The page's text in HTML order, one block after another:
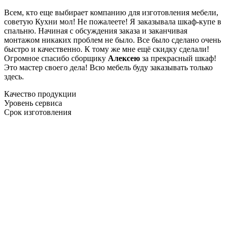
Всем, кто еще выбирает компанию для изготовления мебели,
советую Кухни мол! Не пожалеете! Я заказывала шкаф-купе в
спальню. Начиная с обсуждения заказа и заканчивая
монтажом никаких проблем не было. Все было сделано очень
быстро и качественно. К тому же мне ещё скидку сделали!
Огромное спасибо сборщику Алексею за прекрасный шкаф!
Это мастер своего дела! Всю мебель буду заказывать только
здесь.
Качество продукции
Уровень сервиса
Срок изготовления